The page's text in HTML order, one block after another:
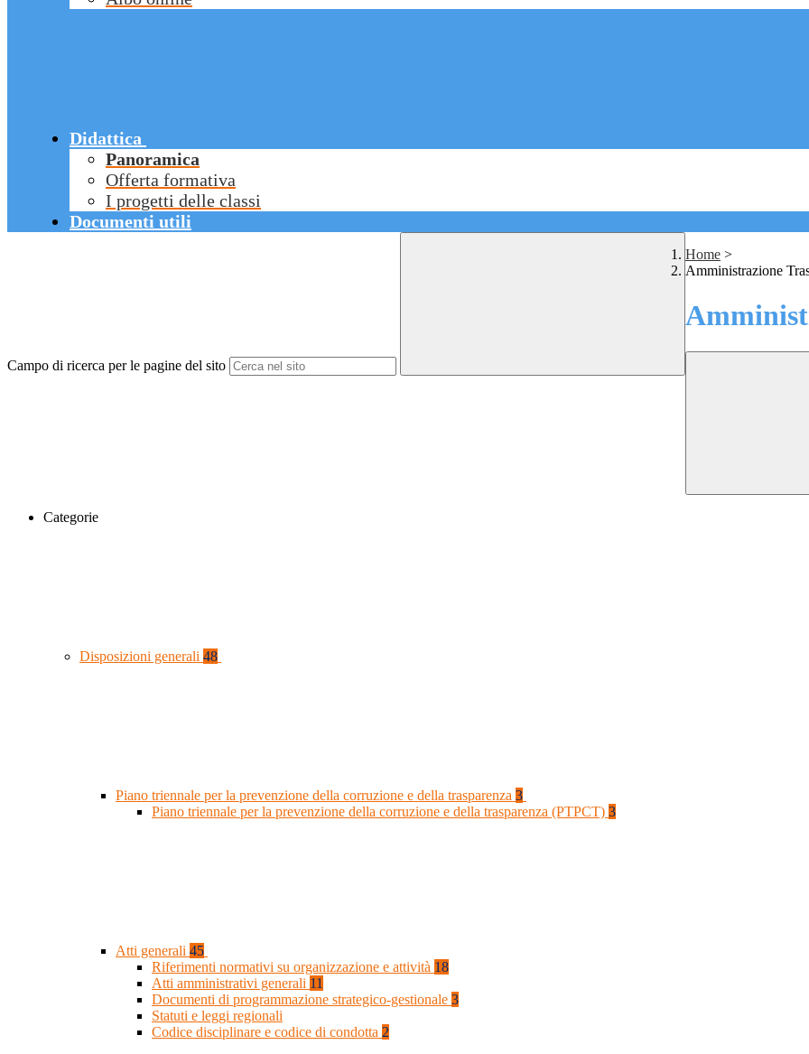
Didattica
Panoramica
Offerta formativa
I progetti delle classi
Documenti utili
Campo di ricerca per le pagine del sito
Home >
Amministrazione
Categorie
Disposizioni generali 48
Piano triennale per la prevenzione della corruzione e della trasparenza 3
Piano triennale per la prevenzione della corruzione e della trasparenza (PTPCT) 3
Atti generali 45
Riferimenti normativi su organizzazione e attività 18
Atti amministrativi generali 11
Documenti di programmazione strategico-gestionale 3
Statuti e leggi regionali
Codice disciplinare e codice di condotta 2